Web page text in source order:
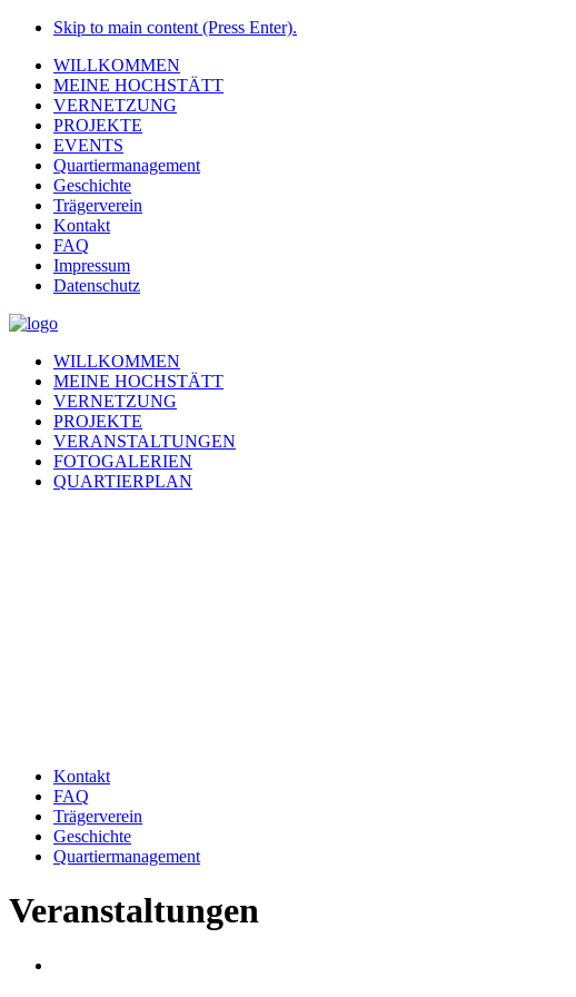
Skip to main content (Press Enter).
WILLKOMMEN
MEINE HOCHSTÄTT
VERNETZUNG
PROJEKTE
EVENTS
Quartiermanagement
Geschichte
Trägerverein
Kontakt
FAQ
Impressum
Datenschutz
WILLKOMMEN
MEINE HOCHSTÄTT
VERNETZUNG
PROJEKTE
VERANSTALTUNGEN
FOTOGALERIEN
QUARTIERPLAN
Kontakt
FAQ
Trägerverein
Geschichte
Quartiermanagement
Veranstaltungen